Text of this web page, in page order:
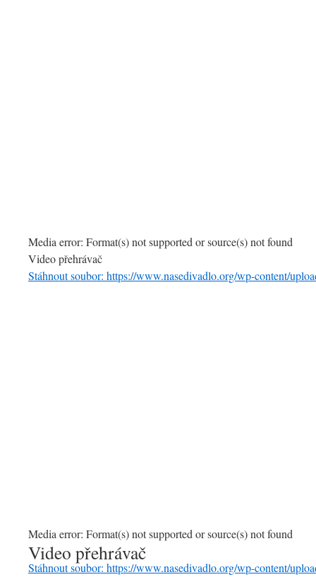
Media error: Format(s) not supported or source(s) not found
Stáhnout soubor: https://www.nasedivadlo.org/wp-content/
Video přehrávač
Media error: Format(s) not supported or source(s) not found
Stáhnout soubor: https://www.nasedivadlo.org/wp-content/
Video přehrávač